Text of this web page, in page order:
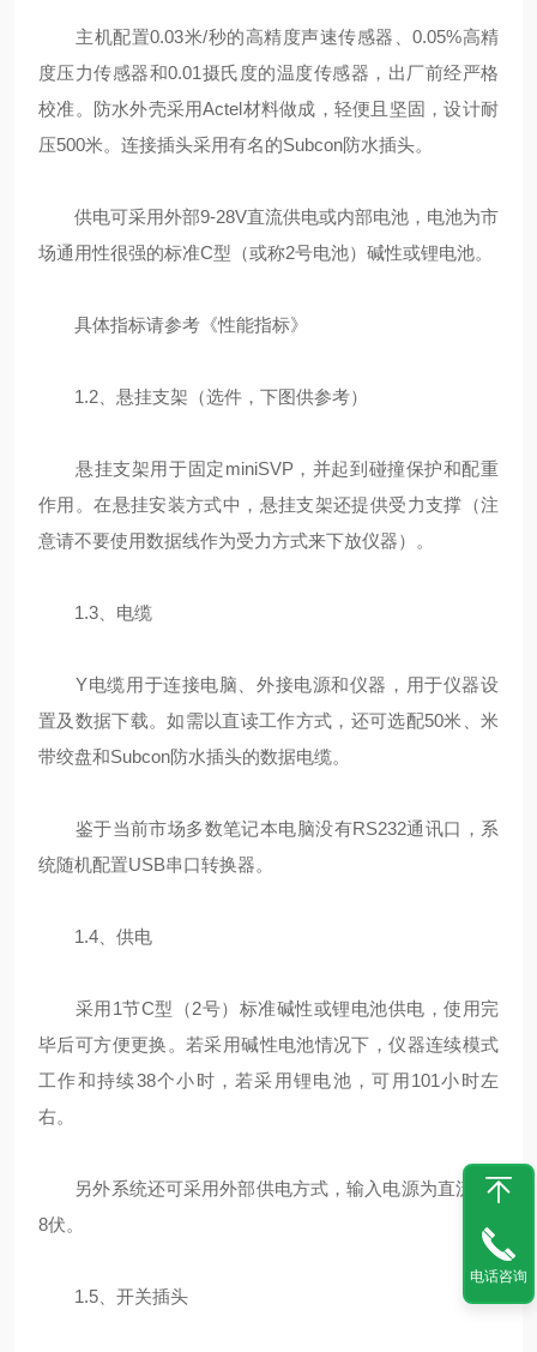
主机配置0.03米/秒的高精度声速传感器、0.05%高精
度压力传感器和0.01摄氏度的温度传感器，出厂前经严格
校准。防水外壳采用Actel材料做成，轻便且坚固，设计耐
压500米。连接插头采用有名的Subcon防水插头。
供电可采用外部9-28V直流供电或内部电池，电池为市
场通用性很强的标准C型（或称2号电池）碱性或锂电池。
具体指标请参考《性能指标》
1.2、悬挂支架（选件，下图供参考）
悬挂支架用于固定miniSVP，并起到碰撞保护和配重
作用。在悬挂安装方式中，悬挂支架还提供受力支撑（注
意请不要使用数据线作为受力方式来下放仪器）。
1.3、电缆
Y电缆用于连接电脑、外接电源和仪器，用于仪器设
置及数据下载。如需以直读工作方式，还可选配50米、米
带绞盘和Subcon防水插头的数据电缆。
鉴于当前市场多数笔记本电脑没有RS232通讯口，系
统随机配置USB串口转换器。
1.4、供电
采用1节C型（2号）标准碱性或锂电池供电，使用完
毕后可方便更换。若采用碱性电池情况下，仪器连续模式
工作和持续38个小时，若采用锂电池，可用101小时左
右。
另外系统还可采用外部供电方式，输入电源为直流9-2
8伏。
1.5、开关插头
电话咨询